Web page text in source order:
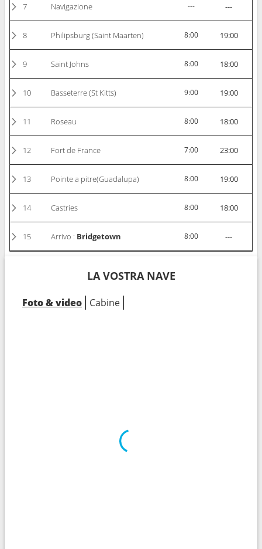
7 Navigazione --- ---
8 Philipsburg (Saint Maarten) 8:00 19:00
9 Saint Johns 8:00 18:00
10 Basseterre (St Kitts) 9:00 19:00
11 Roseau 8:00 18:00
12 Fort de France 7:00 23:00
13 Pointe a pitre(Guadalupa) 8:00 19:00
14 Castries 8:00 18:00
15 Arrivo : Bridgetown 8:00 ---
LA VOSTRA NAVE
Foto & video Cabine